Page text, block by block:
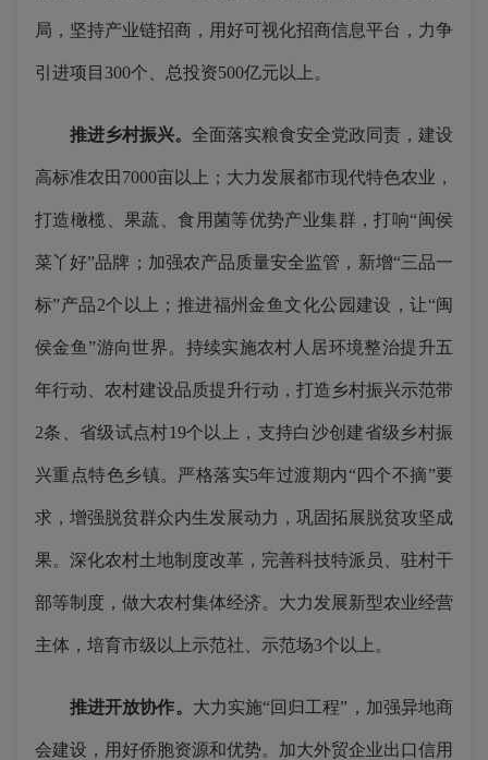
局，坚持产业链招商，用好可视化招商信息平台，力争
引进项目300个、总投资500亿元以上。
推进乡村振兴。 全面落实粮食安全党政同责，建设
高标准农田7000亩以上；大力发展都市现代特色农业，
打造橄榄、果蔬、食用菌等优势产业集群，打响“闽侯
菜丫好”品牌；加强农产品质量安全监管，新增“三品一
标”产品2个以上；推进福州金鱼文化公园建设，让“闽
侯金鱼”游向世界。持续实施农村人居环境整治提升五
年行动、农村建设品质提升行动，打造乡村振兴示范带
2条、省级试点村19个以上，支持白沙创建省级乡村振
兴重点特色乡镇。严格落实5年过渡期内“四个不摘”要
求，增强脱贫群众内生发展动力，巩固拓展脱贫攻坚成
果。深化农村土地制度改革，完善科技特派员、驻村干
部等制度，做大农村集体经济。大力发展新型农业经营
主体，培育市级以上示范社、示范场3个以上。
推进开放协作。 大力实施“回归工程”，加强异地商
会建设，用好侨胞资源和优势。加大外贸企业出口信用